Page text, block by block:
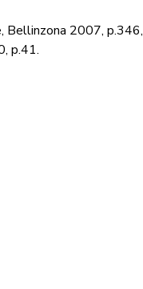
Bellinzona 2007, p.346,
p.41.